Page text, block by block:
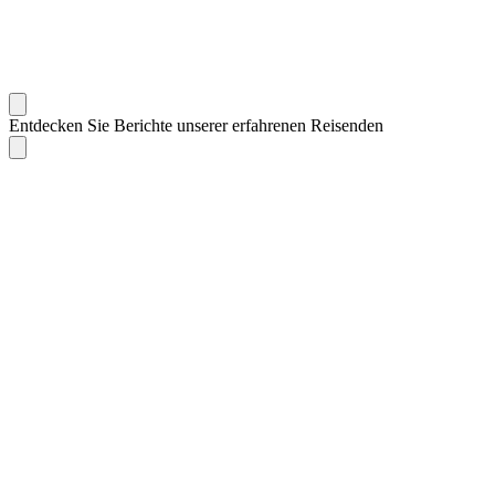
Entdecken Sie Berichte unserer erfahrenen Reisenden